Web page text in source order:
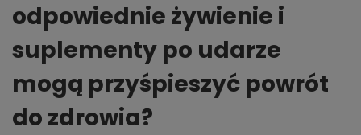
odpowiednie żywienie i
suplementy po udarze
mogą przyśpieszyć powrót
do zdrowia?